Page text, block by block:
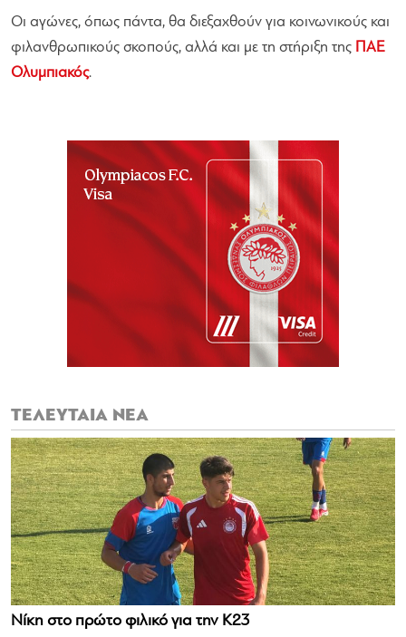
Οι αγώνες, όπως πάντα, θα διεξαχθούν για κοινωνικούς και
φιλανθρωπικούς σκοπούς, αλλά και με τη στήριξη της ΠΑΕ
Ολυμπιακός.
ΤΕΛΕΥΤΑΙΑ ΝΕΑ
Νίκη στο πρώτο φιλικό για την Κ23